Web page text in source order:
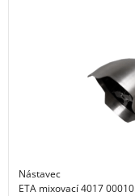
Nástavec
ETA mixovací 4017 00010